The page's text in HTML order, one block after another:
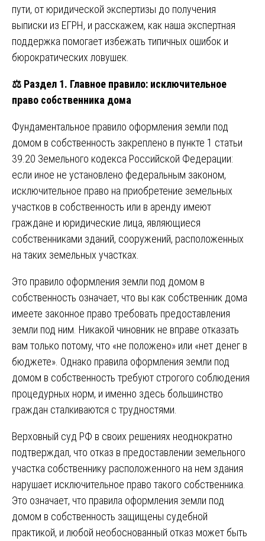
пути, от юридической экспертизы до получения
выписки из ЕГРН, и расскажем, как наша экспертная
поддержка помогает избежать типичных ошибок и
бюрократических ловушек.
⚖️ Раздел 1. Главное правило: исключительное
право собственника дома
Фундаментальное правило оформления земли под
домом в собственность закреплено в пункте 1 статьи
39.20 Земельного кодекса Российской Федерации:
если иное не установлено федеральным законом,
исключительное право на приобретение земельных
участков в собственность или в аренду имеют
граждане и юридические лица, являющиеся
собственниками зданий, сооружений, расположенных
на таких земельных участках.
Это правило оформления земли под домом в
собственность означает, что вы как собственник дома
имеете законное право требовать предоставления
земли под ним. Никакой чиновник не вправе отказать
вам только потому, что «не положено» или «нет денег в
бюджете». Однако правила оформления земли под
домом в собственность требуют строгого соблюдения
процедурных норм, и именно здесь большинство
граждан сталкиваются с трудностями.
Верховный суд РФ в своих решениях неоднократно
подтверждал, что отказ в предоставлении земельного
участка собственнику расположенного на нем здания
нарушает исключительное право такого собственника.
Это означает, что правила оформления земли под
домом в собственность защищены судебной
практикой, и любой необоснованный отказ может быть